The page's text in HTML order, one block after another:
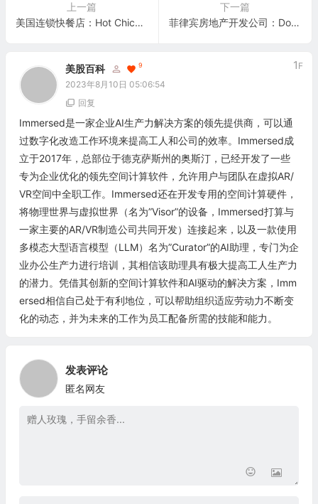
上一篇
美国连锁快餐店：Hot Chicken Takeover (HCT: Southern Chicken)
下一篇
菲律宾房地产开发公司：DoubleDragon Corporation
美股百科 9
2023年8月10日 05:06:54
1 F
回复
Immersed是一家企业AI生产力解决方案的领先提供商，可以通
过数字化改造工作环境来提高工人和公司的效率。Immersed成
立于2017年，总部位于德克萨斯州的奥斯汀，已经开发了一些
专为企业优化的领先空间计算软件，允许用户与团队在虚拟AR/
VR空间中全职工作。Immersed还在开发专用的空间计算硬件，
将物理世界与虚拟世界（名为”Visor”的设备，Immersed打算与
一家主要的AR/VR制造公司共同开发）连接起来，以及一款使用
多模态大型语言模型（LLM）名为”Curator”的AI助理，专门为企
业办公生产力进行培训，其相信该助理具有极大提高工人生产力
的潜力。凭借其创新的空间计算软件和AI驱动的解决方案，Imm
ersed相信自己处于有利地位，可以帮助组织适应劳动力不断变
化的动态，并为未来的工作为员工配备所需的技能和能力。
发表评论
匿名网友